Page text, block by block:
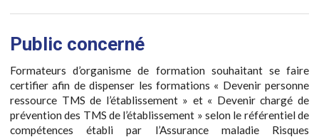
Public concerné
Formateurs d’organisme de formation souhaitant se faire
certifier afin de dispenser les formations « Devenir personne
ressource TMS de l’établissement » et « Devenir chargé de
prévention des TMS de l’établissement » selon le référentiel de
compétences établi par l’Assurance maladie Risques